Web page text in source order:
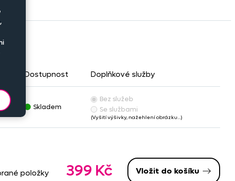
Dostupnost Doplňkové služby
Kč Skladem
Bez služeb
Se službami
(Vyšití výšivky, nažehlení obrázku…)
položky 399 Kč Vložit do košíku